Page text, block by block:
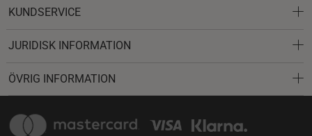
KUNDSERVICE
JURIDISK INFORMATION
ÖVRIG INFORMATION